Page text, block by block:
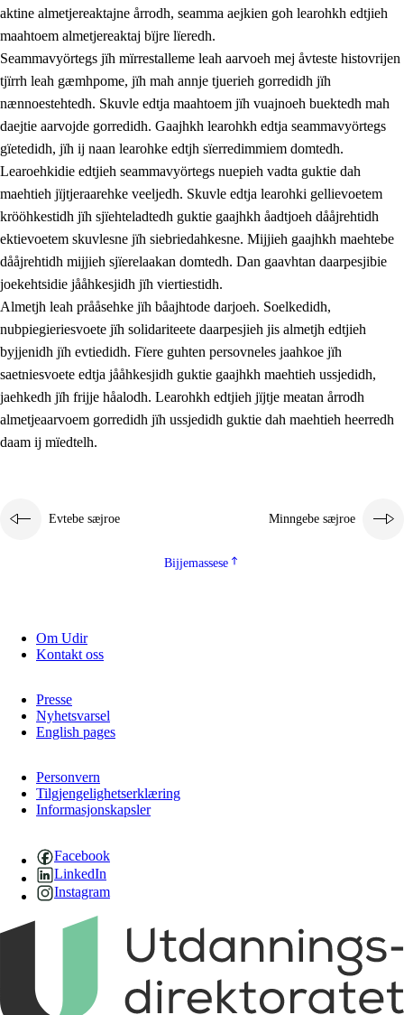
1.4
Skaepiedimmievoeteaavoe, eadtjohkevoete jïh
goerehtimmievæljoe
1.5 Eatnemem krööhkestidh jïh byjresegoerkesevoete
1.6 Demokratije jïh meatanårrome
aktine almetjereaktajne årrodh, seamma aejkien goh learohkh edtjieh
maahtoem almetjereaktaj bïjre lïeredh.
Seammavyörtegs jïh mïrrestalleme leah aarvoeh mej åvteste histovrijen
tjïrrh leah gæmhpome, jïh mah annje tjuerieh gorredidh jïh
nænnoestehtedh. Skuvle edtja maahtoem jïh vuajnoeh buektedh mah
daejtie aarvojde gorredidh. Gaajhkh learohkh edtja seammavyörtegs
gïetedidh, jïh ij naan learohke edtjh sïerredimmiem domtedh.
Learoehkidie edtjieh seammavyörtegs nuepieh vadta guktie dah
maehtieh jïjtjeraarehke veeljedh. Skuvle edtja learohki gellievoetem
krööhkestidh jïh sjïehteladtedh guktie gaajhkh åadtjoeh dååjrehtidh
ektievoetem skuvlesne jïh siebriedahkesne. Mijjieh gaajhkh maehtebe
dååjrehtidh mijjieh sjïerelaakan domtedh. Dan gaavhtan daarpesjibie
joekehtsidie jååhkesjidh jïh viertiestidh.
Almetjh leah prååsehke jïh båajhtode darjoeh. Soelkedidh,
nubpiegieriesvoete jïh solidariteete daarpesjieh jis almetjh edtjieh
byjjenidh jïh evtiedidh. Fïere guhten persovneles jaahkoe jïh
saetniesvoete edtja jååhkesjidh guktie gaajhkh maehtieh ussjedidh,
jaehkedh jïh frijje håalodh. Learohkh edtjieh jïjtje meatan årrodh
almetjeaarvoem gorredidh jïh ussjedidh guktie dah maehtieh heerredh
daam ij mïedtelh.
Evtebe sæjroe Minngebe sæjroe
Bijjemassese
Om Udir
Kontakt oss
Presse
Nyhetsvarsel
English pages
Personvern
Tilgjengelighetserklæring
Informasjonskapsler
Facebook
LinkedIn
Instagram